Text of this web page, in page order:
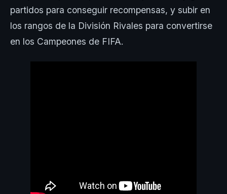
partidos para conseguir recompensas, y subir en
los rangos de la División Rivales para convertirse
en los Campeones de FIFA.